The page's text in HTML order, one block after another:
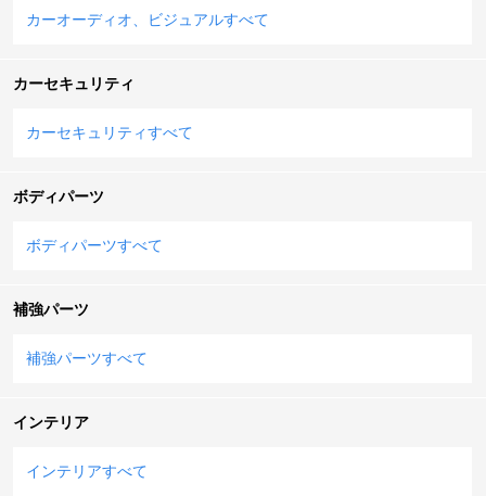
カーオーディオ、ビジュアルすべて
カーセキュリティ
カーセキュリティすべて
ボディパーツ
ボディパーツすべて
補強パーツ
補強パーツすべて
インテリア
インテリアすべて